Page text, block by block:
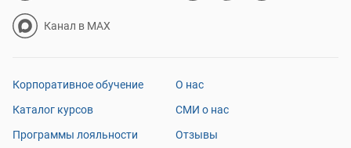
Канал в MAX
Корпоративное обучение
Каталог курсов
Программы лояльности
О нас
СМИ о нас
Отзывы